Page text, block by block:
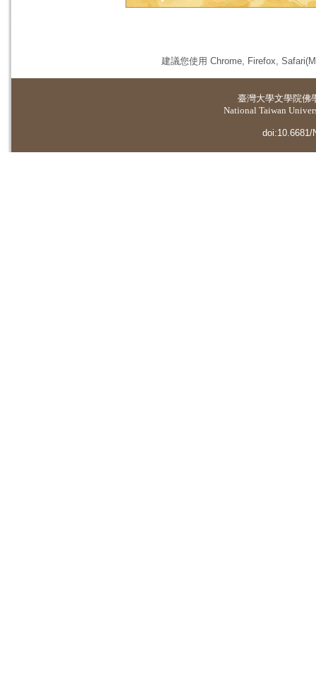
建議您使用 Chrome, Firefox,
臺灣大學文學院佛
National Taiwan
doi:10.6681/